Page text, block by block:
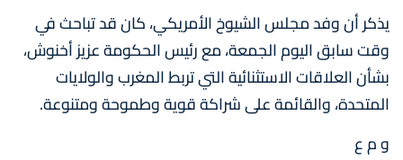
يذكر أن وفد مجلس الشيوخ الأمريكي، كان قد تباحث في
وقت سابق اليوم الجمعة، مع رئيس الحكومة عزيز أخنوش،
بشأن العلاقات الاستثنائية التي تربط المغرب والولايات
المتحدة، والقائمة على شراكة قوية وطموحة ومتنوعة.
و م ع